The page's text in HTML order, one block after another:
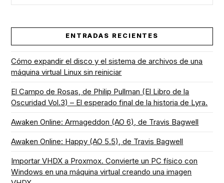
ENTRADAS RECIENTES
Cómo expandir el disco y el sistema de archivos de una
máquina virtual Linux sin reiniciar
El Campo de Rosas, de Philip Pullman (El Libro de la
Oscuridad Vol.3) – El esperado final de la historia de Lyra.
Awaken Online: Armageddon (AO 6), de Travis Bagwell
Awaken Online: Happy (AO 5.5), de Travis Bagwell
Importar VHDX a Proxmox. Convierte un PC físico con
Windows en una máquina virtual creando una imagen